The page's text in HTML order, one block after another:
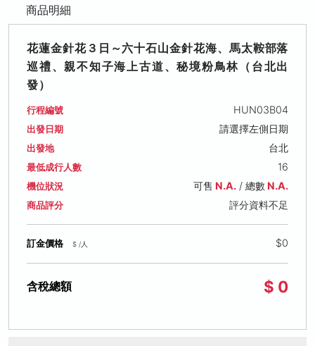
商品明細
花蓮金針花３日～六十石山金針花海、馬太鞍部落
巡禮、親不知子海上古道、秘境粉鳥林（台北出
發）
行程編號 HUN03B04
出發日期 請選擇左側日期
出發地 台北
最低成行人數 16
機位狀況 可售 N.A./ 總數N.A.
商品評分 評分資料不足
訂金價格 $ /人 $0
含稅總額 $ 0